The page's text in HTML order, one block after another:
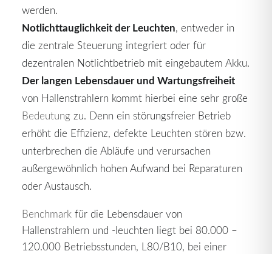
werden.
Notlichttauglichkeit der Leuchten, entweder in
die zentrale Steuerung integriert oder für
dezentralen Notlichtbetrieb mit eingebautem Akku.
Der langen Lebensdauer und Wartungsfreiheit
von Hallenstrahlern kommt hierbei eine sehr große
Bedeutung zu. Denn ein störungsfreier Betrieb
erhöht die Effizienz, defekte Leuchten stören bzw.
unterbrechen die Abläufe und verursachen
außergewöhnlich hohen Aufwand bei Reparaturen
oder Austausch.
Benchmark für die Lebensdauer von
Hallenstrahlern und -leuchten liegt bei 80.000 –
120.000 Betriebsstunden, L80/B10, bei einer